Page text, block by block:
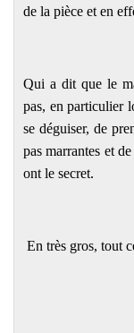
de la pièce et en
Qui a dit que le
pas, en particulier
se déguiser, de
pas marrantes et
ont le secret.
En très gros, tout